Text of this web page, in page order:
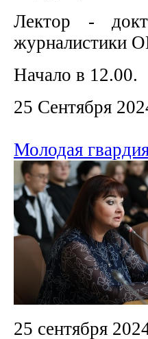
Лектор -
журналистики
Начало в 12.00.
25 Сентября
Молодая
25 сентября